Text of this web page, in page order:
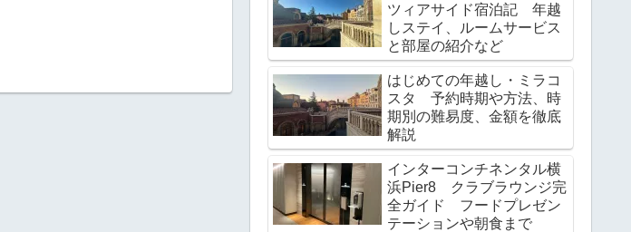
ツィアサイド宿泊記 年越
しステイ、ルームサービス
と部屋の紹介など
はじめての年越し・ミラコ
スタ 予約時期や方法、時
期別の難易度、金額を徹底
解説
インターコンチネンタル横
浜Pier8 クラブラウンジ完
全ガイド フードプレゼン
テーションや朝食まで